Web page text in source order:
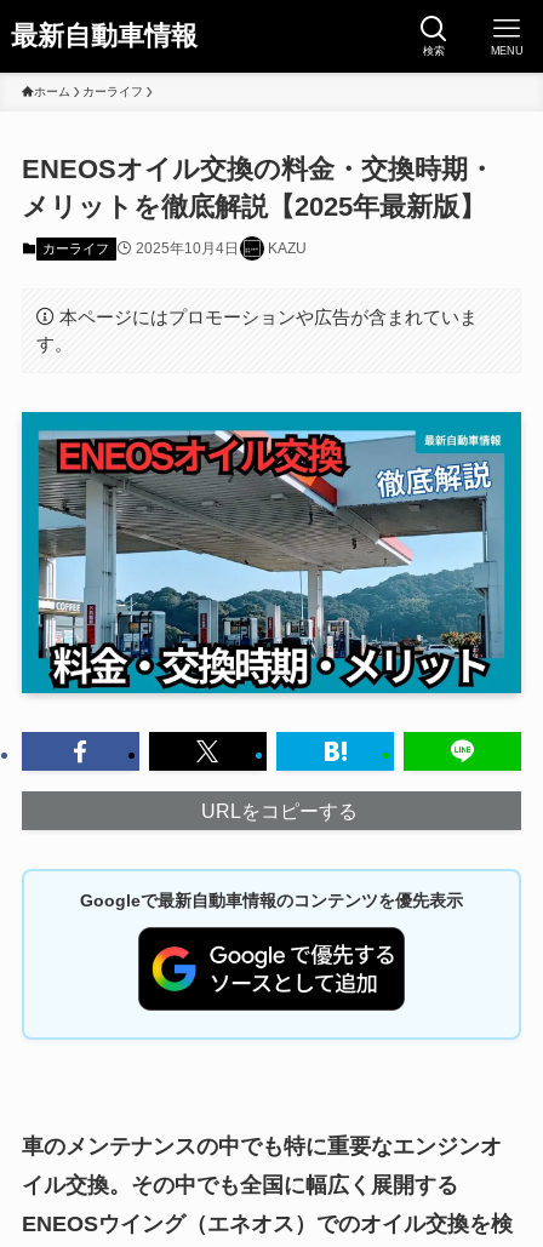
最新自動車情報 検索 MENU
ホーム カーライフ
ENEOSオイル交換の料金・交換時期・
メリットを徹底解説【2025年最新版】
カーライフ 2025年10月4日 KAZU
本ページにはプロモーションや広告が含まれていま
す。
URLをコピーする
Googleで最新自動車情報のコンテンツを優先表示
車のメンテナンスの中でも特に重要なエンジンオ
イル交換。その中でも全国に幅広く展開する
ENEOSウイング（エネオス）でのオイル交換を検